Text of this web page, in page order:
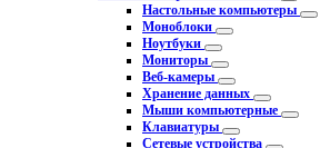
Настольные компьютеры
Моноблоки
Ноутбуки
Мониторы
Веб-камеры
Хранение данных
Мыши компьютерные
Клавиатуры
Сетевые устройства